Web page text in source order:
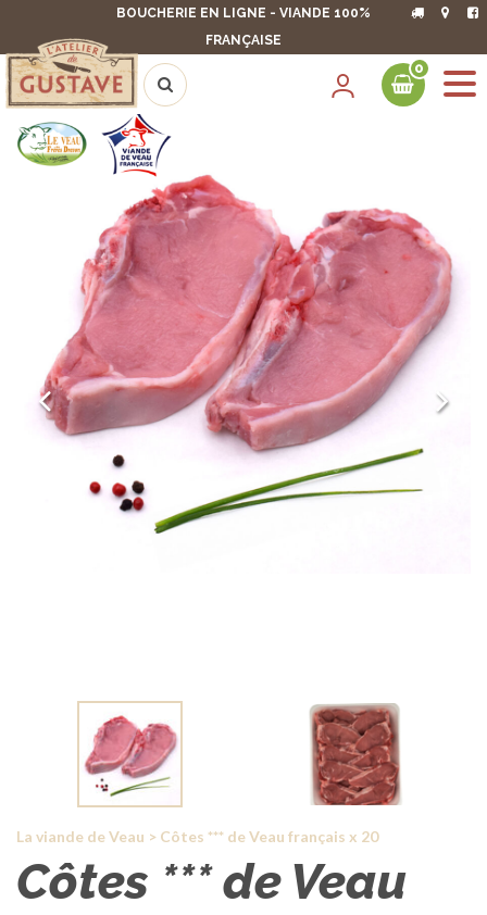
BOUCHERIE EN LIGNE - VIANDE 100%
FRANÇAISE
0
La viande de Veau > Côtes *** de Veau français x 20
Côtes *** de Veau